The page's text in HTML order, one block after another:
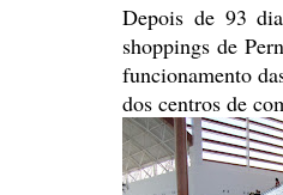
Depois de 93
shoppings de
funcionamento
dos centros de